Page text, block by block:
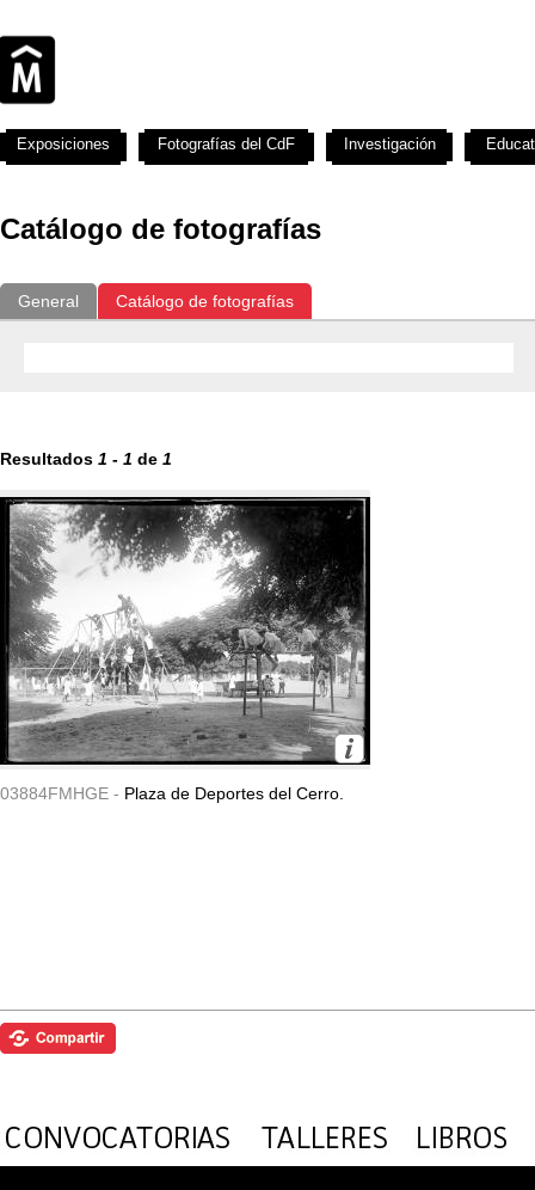
Catálogo de fotografías
General Catálogo de fotografías
Resultados 1 - 1 de 1
03884FMHGE - Plaza de Deportes del Cerro.
Exposiciones Fotografías del CdF Investigación